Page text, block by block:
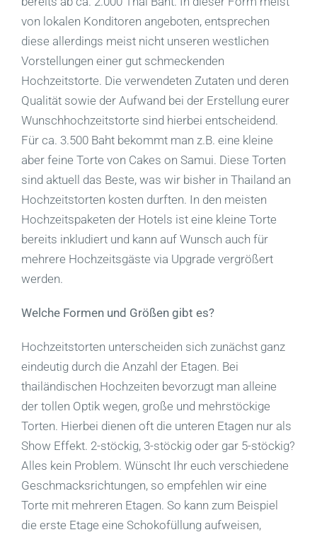
von lokalen Konditoren angeboten, entsprechen
diese allerdings meist nicht unseren westlichen
Vorstellungen einer gut schmeckenden
Hochzeitstorte. Die verwendeten Zutaten und deren
Qualität sowie der Aufwand bei der Erstellung eurer
Wunschhochzeitstorte sind hierbei entscheidend.
Für ca. 3.500 Baht bekommt man z.B. eine kleine
aber feine Torte von Cakes on Samui. Diese Torten
sind aktuell das Beste, was wir bisher in Thailand an
Hochzeitstorten kosten durften. In den meisten
Hochzeitspaketen der Hotels ist eine kleine Torte
bereits inkludiert und kann auf Wunsch auch für
mehrere Hochzeitsgäste via Upgrade vergrößert
werden.
Welche Formen und Größen gibt es?
Hochzeitstorten unterscheiden sich zunächst ganz
eindeutig durch die Anzahl der Etagen. Bei
thailändischen Hochzeiten bevorzugt man alleine
der tollen Optik wegen, große und mehrstöckige
Torten. Hierbei dienen oft die unteren Etagen nur als
Show Effekt. 2-stöckig, 3-stöckig oder gar 5-stöckig?
Alles kein Problem. Wünscht Ihr euch verschiedene
Geschmacksrichtungen, so empfehlen wir eine
Torte mit mehreren Etagen. So kann zum Beispiel
die erste Etage eine Schokofüllung aufweisen,